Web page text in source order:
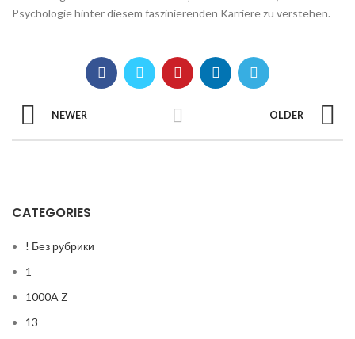
Psychologie hinter diesem faszinierenden Karriere zu verstehen.
NEWER OLDER
CATEGORIES
! Без рубрики
1
1000A Z
13